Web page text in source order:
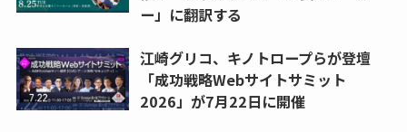
ー」に翻訳する
江崎グリコ、キノトロープらが登壇
「成功戦略Webサイトサミット
2026」が7月22日に開催